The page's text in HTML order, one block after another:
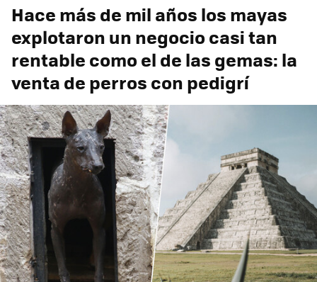
Hace más de mil años los mayas
explotaron un negocio casi tan
rentable como el de las gemas: la
venta de perros con pedigrí